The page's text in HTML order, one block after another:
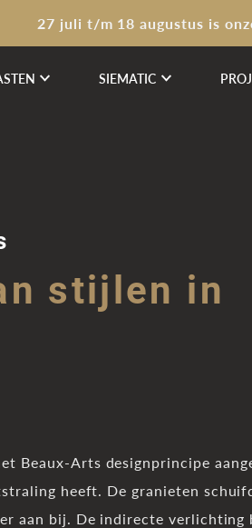
27 juli t/m 18 augustus is
SIEMATIC
stijlen in
Beaux-Arts designprincipe
heeft. De granieten
aan bij. De indirecte